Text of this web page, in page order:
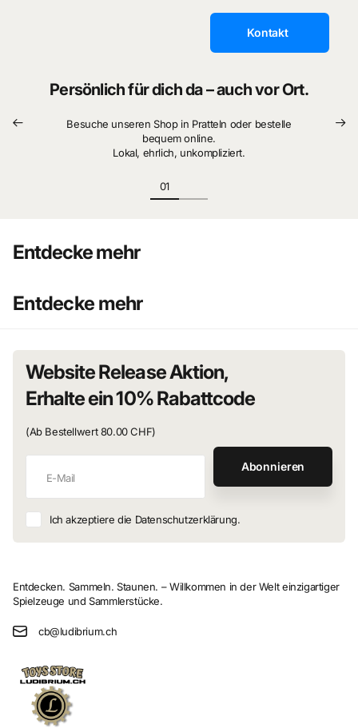
DIY-Künstler im High-End Bereich
Liebhaber einzigartiger Puppenhaus-Ästhetik
Kontakt
Persönlich für dich da – auch vor Ort.
Besuche unseren Shop in Pratteln oder bestelle
bequem online.
Lokal, ehrlich, unkompliziert.
Entdecke mehr
Entdecke mehr
Website Release Aktion,
Erhalte ein 10% Rabattcode
(Ab Bestellwert 80.00 CHF)
Abonnieren
Ich akzeptiere die Datenschutzerklärung.
Entdecken. Sammeln. Staunen. – Willkommen in der Welt einzigartiger
Spielzeuge und Sammlerstücke.
cb@ludibrium.ch